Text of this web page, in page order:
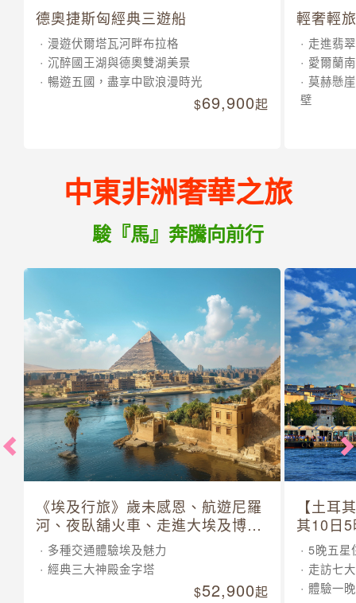
德奧捷斯匈經典三遊船
漫遊伏爾塔瓦河畔布拉格
沉醉國王湖與德奧雙湖美景
暢遊五國，盡享中歐浪漫時光
69,900起
輕奢輕
走進翡
愛爾蘭
莫赫懸
壁
中東非洲奢華之旅
駿『馬』奔騰向前行
《埃及行旅》歲未感恩、航遊尼羅
河、夜臥舖火車、走進大埃及博物
館 10 日
多種交通體驗埃及魅力
經典三大神殿金字塔
52,900起
【土耳
其10日
5晚五星
走訪七
體驗一